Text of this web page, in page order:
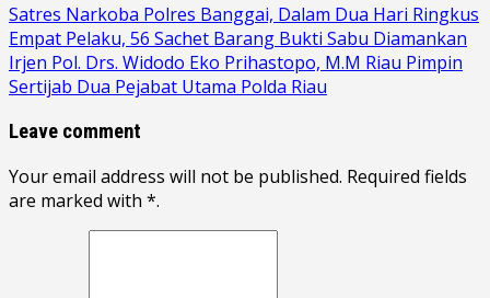
Navigasi
pos
Satres Narkoba Polres Banggai, Dalam Dua Hari Ringkus
Empat Pelaku, 56 Sachet Barang Bukti Sabu Diamankan
Irjen Pol. Drs. Widodo Eko Prihastopo, M.M Riau Pimpin
Sertijab Dua Pejabat Utama Polda Riau
Leave comment
Your email address will not be published. Required fields
are marked with *.